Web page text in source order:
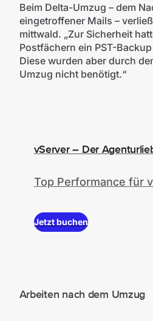
Beim Delta-Umzug – dem
eingetroffener Mails –
mittwald. „Zur Sicherheit
Postfächern ein PST-
Diese wurden aber durch
Umzug nicht benötigt.“
vServer – Der
Top Performance für
Jetzt buchen
Arbeiten nach dem Umzug